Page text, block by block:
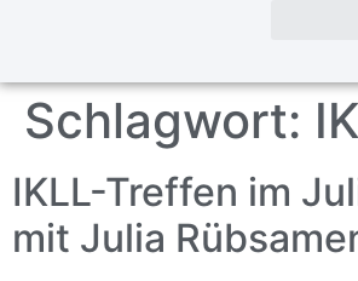
Schlagwort:
IKLL-Treffen im
mit Julia